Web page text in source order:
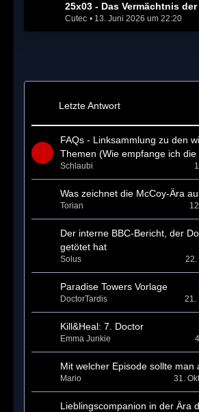
L
e
t
e
t
r
ä
g
25x03 - Das Vermächtnis der
Cutec 13. Juni 2026 um 22:20
Letzte Antwort
FAQs - Linksammlung zu den
Themen (Wie empfange ich die
Schlaubi
Was zeichnet die McCoy-Ära
Torian
Der interne BBC-Bericht, der
getötet hat
Solus 22.
Paradise Towers Vorlage
DoctorTardis
21.
Kill&Heal: 7. Doctor
Emma Junkie
Mit welcher Episode sollte man
Mario
31.
Lieblingscompanion in der Ära